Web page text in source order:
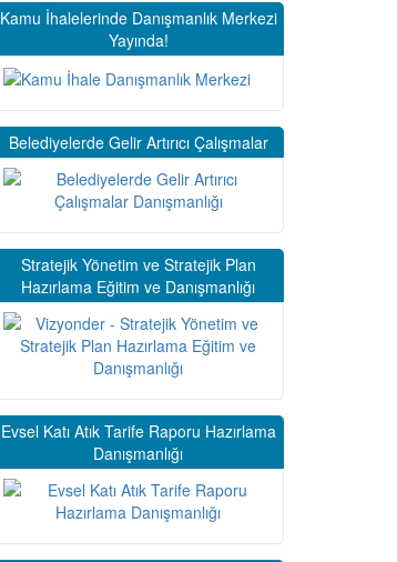
Kamu İhalelerinde Danışmanlık Merkezi
Yayında!
Belediyelerde Gelir Artırıcı Çalışmalar
Stratejik Yönetim ve Stratejik Plan
Hazırlama Eğitim ve Danışmanlığı
Evsel Katı Atık Tarife Raporu Hazırlama
Danışmanlığı